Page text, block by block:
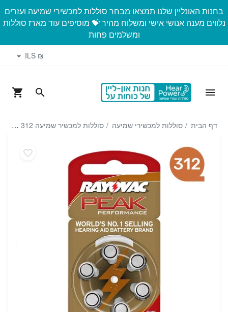
בחנות האונליין שלנו תמצאו מבחר סוללות למכשירי שמיעה ועזרים
נלווים מענה אנושי אישי ומשלוח מהיר 💝 מוסיפים עוד מארז סוללות
ומשלמים פחות
₪ ILS
דף הבית סוללות למכשירי שמיעה סוללות למכשיר שמיעה 312 Rayovac מארז 60 סוללות